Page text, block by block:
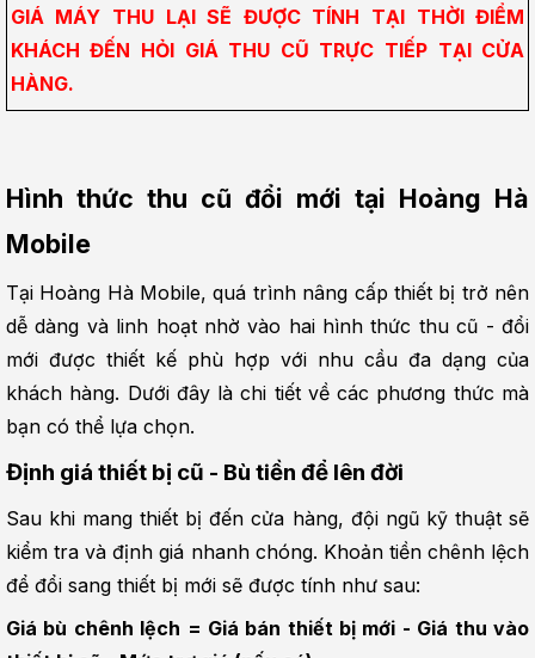
GIÁ MÁY THU LẠI SẼ ĐƯỢC TÍNH TẠI THỜI ĐIỂM
KHÁCH ĐẾN HỎI GIÁ THU CŨ TRỰC TIẾP TẠI CỬA
HÀNG.
Hình thức thu cũ đổi mới tại Hoàng Hà
Mobile
Tại Hoàng Hà Mobile, quá trình nâng cấp thiết bị trở nên
dễ dàng và linh hoạt nhờ vào hai hình thức thu cũ - đổi
mới được thiết kế phù hợp với nhu cầu đa dạng của
khách hàng. Dưới đây là chi tiết về các phương thức mà
bạn có thể lựa chọn.
Định giá thiết bị cũ - Bù tiền để lên đời
Sau khi mang thiết bị đến cửa hàng, đội ngũ kỹ thuật sẽ
kiểm tra và định giá nhanh chóng. Khoản tiền chênh lệch
để đổi sang thiết bị mới sẽ được tính như sau:
Giá bù chênh lệch = Giá bán thiết bị mới - Giá thu vào